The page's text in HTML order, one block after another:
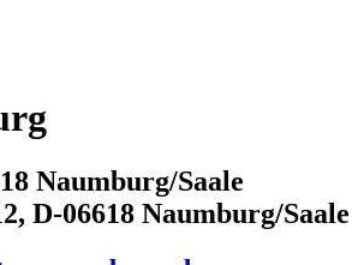
Naumburg/Saale
D-06618 Naumburg/Saale